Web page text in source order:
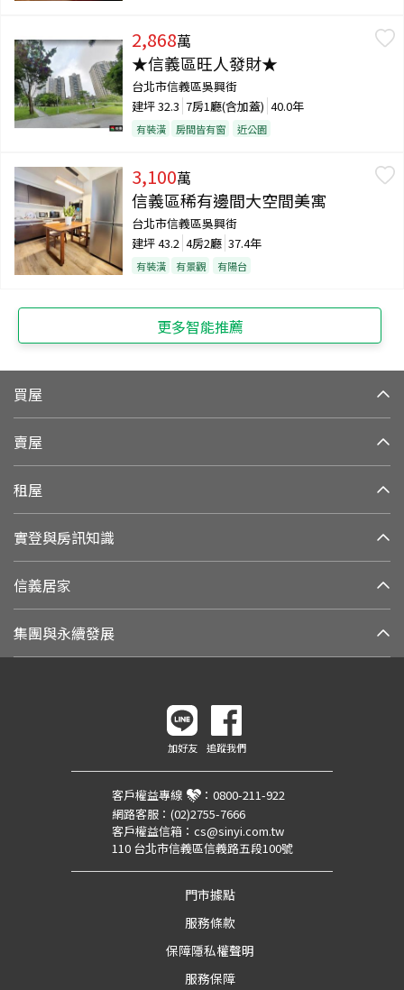
2,868萬
★信義區旺人發財★
台北市信義區吳興街
建坪32.3 7房1廳(含加蓋) 40.0年
有裝潢 房間皆有窗 近公園
3,100萬
信義區稀有邊間大空間美寓
台北市信義區吳興街
建坪43.2 4房2廳 37.4年
有裝潢 有景觀 有陽台
更多智能推薦
買屋
賣屋
租屋
實登與房訊知識
信義居家
集團與永續發展
加好友 追蹤我們
客戶權益專線 ： 0800-211-922
網路客服： (02)2755-7666
客戶權益信箱： cs@sinyi.com.tw
110 台北市信義區信義路五段100號
門市據點
服務條款
保障隱私權聲明
服務保障